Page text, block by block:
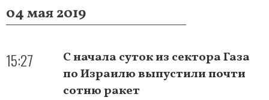
04 мая 2019
15:27
С начала суток из сектора Газа
по Израилю выпустили почти
сотню ракет